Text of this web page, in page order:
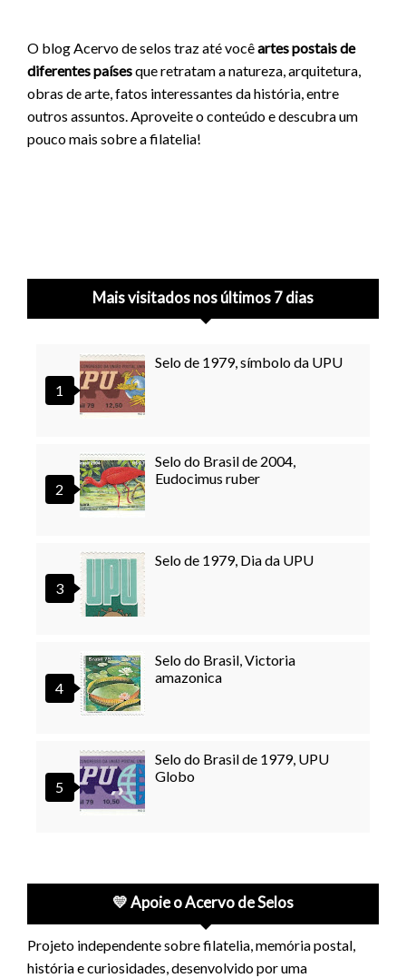
O blog Acervo de selos traz até vocêartes postais de
diferentes paísesque retratam a natureza, arquitetura,
obras de arte, fatos interessantes da história, entre
outros assuntos. Aproveite o conteúdo e descubra um
pouco mais sobre a filatelia!
Mais visitados nos últimos 7 dias
Selo de 1979, símbolo da UPU
Selo do Brasil de 2004,
Eudocimus ruber
Selo de 1979, Dia da UPU
Selo do Brasil, Victoria
amazonica
Selo do Brasil de 1979, UPU
Globo
💛 Apoie o Acervo de Selos
Projeto independente sobre filatelia, memória postal,
história e curiosidades, desenvolvido por uma